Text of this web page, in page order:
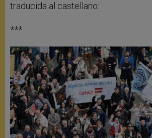
traducida al castellano:
***